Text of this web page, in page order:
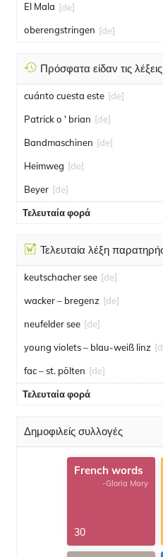
El Mala [de]
oberengstringen [de]
Πρόσφατα είδαν τις λέξεις
cuánto cuesta este [de]
Patrick o ' brian [de]
Bandmaschinen [de]
Heimweg [de]
Beyer [de]
Τελευταία φορά
Τελευταία λέξη
keutschacher see [de]
wacker – bregenz [de]
neufelder see [de]
young violets – blau-weiß linz
fac – st. pölten [de]
Τελευταία φορά
Δημοφιλείς συλλογές
French words
-Gloria Mary
30